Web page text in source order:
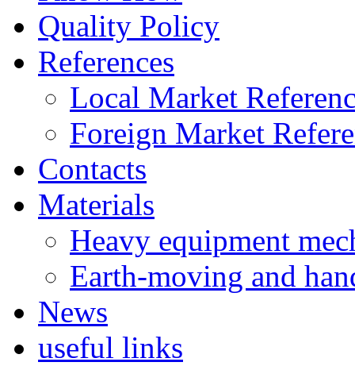
Quality Policy
References
Local Market
Foreign Market
Contacts
Materials
Heavy equipment
Earth-moving and
News
useful links